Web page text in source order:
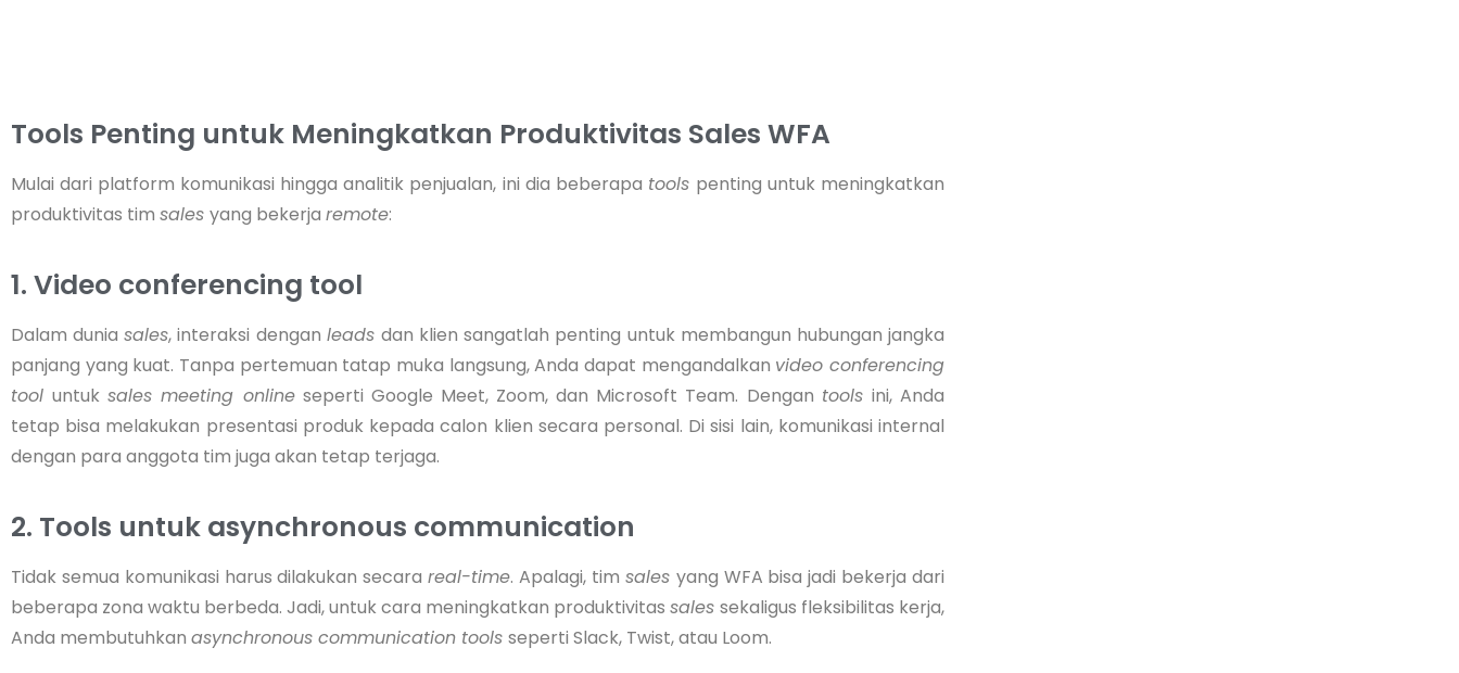
Tools Penting untuk Meningkatkan Produktivitas Sales WFA
Mulai dari platform komunikasi hingga analitik penjualan, ini dia beberapa tools penting untuk meningkatkan
produktivitas tim sales yang bekerja remote:
1. Video conferencing tool
Dalam duniasales, interaksi dengan leads dan klien sangatlah penting untuk membangun hubungan jangka
panjang yang kuat. Tanpa pertemuan tatap muka langsung, Anda dapat mengandalkan video conferencing
tooluntuksales meeting onlineseperti Google Meet, Zoom, dan Microsoft Team. Dengan tools ini, Anda
tetap bisa melakukan presentasi produk kepada calon klien secara personal. Di sisi lain, komunikasi internal
dengan para anggota tim juga akan tetap terjaga.
2. Tools untuk asynchronous communication
Tidak semua komunikasi harus dilakukan secarareal-time. Apalagi, tim sales yang WFA bisa jadi bekerja dari
beberapa zona waktu berbeda. Jadi, untuk cara meningkatkan produktivitas sales sekaligus fleksibilitas kerja,
Anda membutuhkan asynchronous communication tools seperti Slack, Twist, atau Loom.